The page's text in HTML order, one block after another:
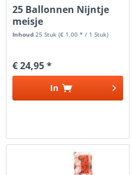
25 Ballonnen Nijntje
meisje
Inhoud25 Stuk(€ 1,00 * / 1 Stuk)
€ 24,95 *
In